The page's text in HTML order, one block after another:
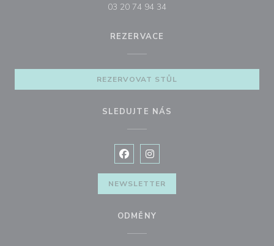
03 20 74 94 34
REZERVACE
REZERVOVAT STŮL
SLEDUJTE NÁS
Facebook ((otevře se v novém
Instagram ((otevře se v
NEWSLETTER
ODMĚNY